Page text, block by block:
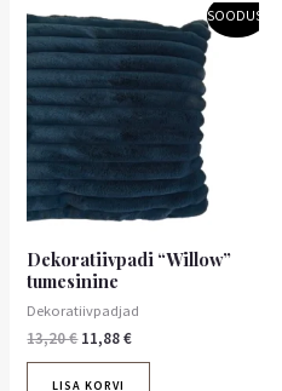
SOODUS!
Dekoratiivpadi “Willow”
tumesinine
Dekoratiivpadjad
13,20€
Algne
hind
oli:
13,20 €.
11,88€
hind
on:
11,88 €.
LISA KORVI